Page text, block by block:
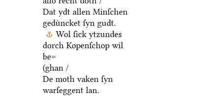
Dat ydt allen Minſchen
geduͤncket ſyn gudt.
Wol ſick ytzundes
dorch Kopenſchop wil
be=
(ghan /
De moth vaken ſyn
warſeggent lan.